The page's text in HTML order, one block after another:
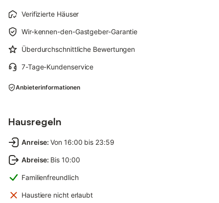
Verifizierte Häuser
Wir-kennen-den-Gastgeber-Garantie
Überdurchschnittliche Bewertungen
7-Tage-Kundenservice
Anbieterinformationen
Hausregeln
Anreise: Von 16:00 bis 23:59
Abreise: Bis 10:00
Familienfreundlich
Haustiere nicht erlaubt